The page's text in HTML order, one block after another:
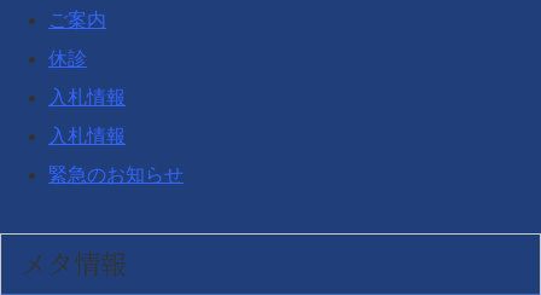
ご案内
休診
入札情報
入札情報
緊急のお知らせ
メタ情報